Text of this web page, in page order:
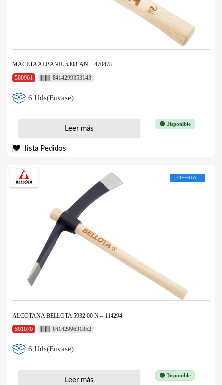
MACETA ALBAÑIL 5308-AN – 470478
500961
8414299353143
6 Uds(Envase)
🟢 Disponible
Leer más
lista Pedidos
OFERTA!
ALCOTANA BELLOTA 5932 00 N – 114294
501070
8414299631852
6 Uds(Envase)
🟢 Disponible
Leer más